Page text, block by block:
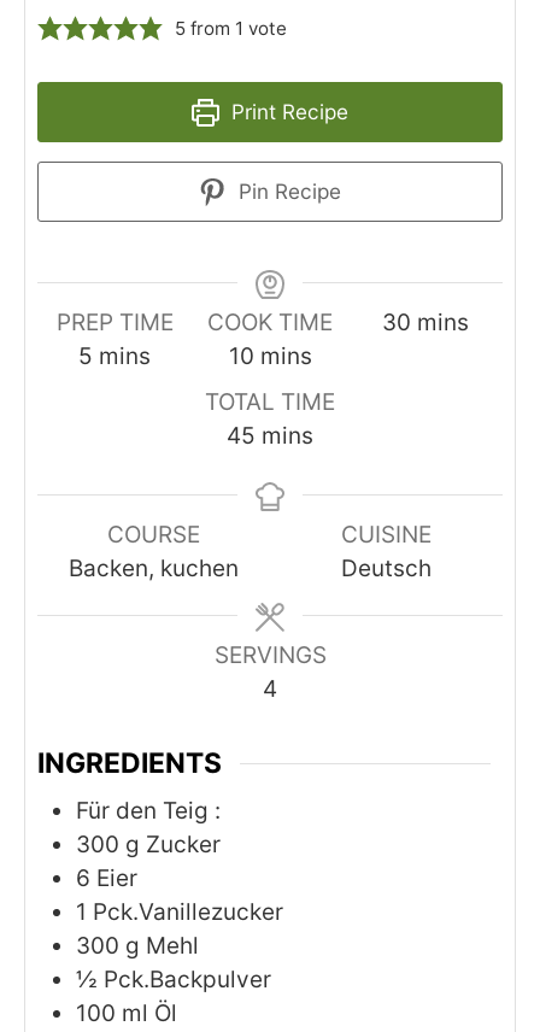
5 from 1 vote
Print Recipe
Pin Recipe
PREP TIME
5 minutes
mins
COOK TIME
10minutes
mins
30minutes
mins
TOTAL TIME
45 minutes
mins
COURSE
Backen, kuchen
CUISINE
Deutsch
SERVINGS
4
INGREDIENTS
Für den Teig :
300 g Zucker
6 Eier
1 Pck.Vanillezucker
300 g Mehl
½ Pck.Backpulver
100 ml Öl